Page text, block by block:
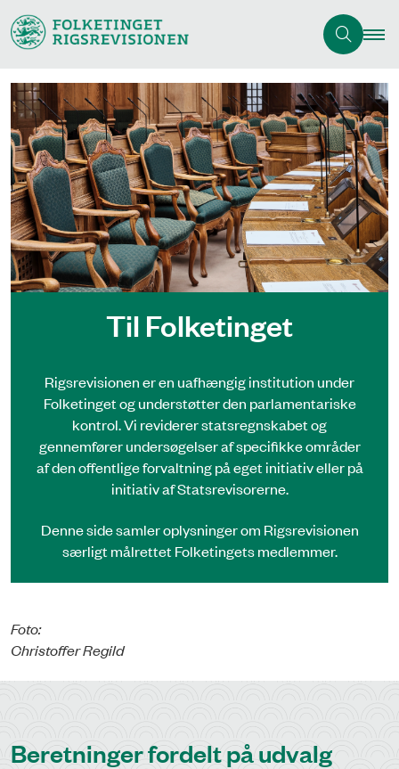
Til Folketinget
Rigsrevisionen er en uafhængig institution under
Folketinget og understøtter den parlamentariske
kontrol. Vi reviderer statsregnskabet og
gennemfører undersøgelser af specifikke områder
af den offentlige forvaltning på eget initiativ eller på
initiativ af Statsrevisorerne.
Denne side samler oplysninger om Rigsrevisionen
særligt målrettet Folketingets medlemmer.
Foto:
Christoffer Regild
Beretninger fordelt på udvalg